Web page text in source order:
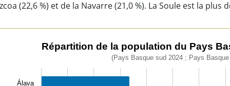
(22,6 %) et de la Navarre (21,0 %). La Soule est la plus
de la population du Pays Basque par territoire (%).
Basque sud 2024 ; Pays Basque nord 2021)
Répartition de la population du Pays
(Pays Basque sud 2024 ; Pays Basque
Álava